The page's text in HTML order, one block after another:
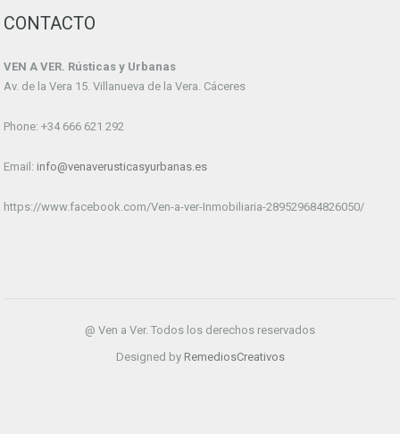
CONTACTO
VEN A VER. Rústicas y Urbanas
Av. de la Vera 15. Villanueva de la Vera. Cáceres
Phone: +34 666 621 292
Email: info@venaverusticasyurbanas.es
https://www.facebook.com/Ven-a-ver-Inmobiliaria-289529684826050/
@ Ven a Ver. Todos los derechos reservados
Designed by RemediosCreativos